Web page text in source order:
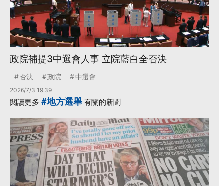
政院補提3中選會人事 立院藍白全否決
否決 政院 中選會
2026/7/3 19:39
閱讀更多 #地方選舉 有關的新聞